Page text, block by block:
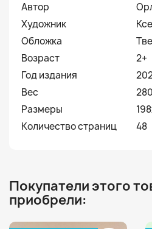
Автор
Художник
Обложка
Возраст
2+
Год издания
Вес
Размеры
Количество страниц
48
Покупатели этого
приобрели: